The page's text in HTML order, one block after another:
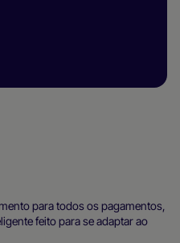
para todos os pagamentos,
feito para se adaptar ao